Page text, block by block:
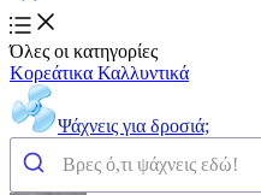
Όλες οι κατηγορίες
Κορεάτικα Καλλυντικά
Ψάχνεις για δροσιά;